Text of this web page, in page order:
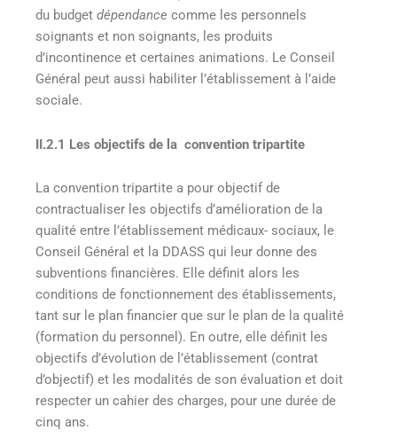
du budget dépendance comme les personnels
soignants et non soignants, les produits
d’incontinence et certaines animations. Le Conseil
Général peut aussi habiliter l’établissement à l’aide
sociale.
II.2.1 Les objectifs de la convention tripartite
La convention tripartite a pour objectif de
contractualiser les objectifs d’amélioration de la
qualité entre l’établissement médicaux- sociaux, le
Conseil Général et la DDASS qui leur donne des
subventions financières. Elle définit alors les
conditions de fonctionnement des établissements,
tant sur le plan financier que sur le plan de la qualité
(formation du personnel). En outre, elle définit les
objectifs d’évolution de l’établissement (contrat
d’objectif) et les modalités de son évaluation et doit
respecter un cahier des charges, pour une durée de
cinq ans.